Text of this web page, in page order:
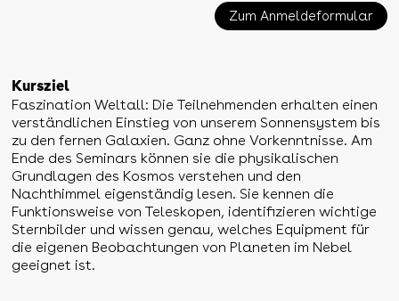
Zum Anmeldeformular
Kursziel
Faszination Weltall: Die Teilnehmenden erhalten einen
verständlichen Einstieg von unserem Sonnensystem bis
zu den fernen Galaxien. Ganz ohne Vorkenntnisse. Am
Ende des Seminars können sie die physikalischen
Grundlagen des Kosmos verstehen und den
Nachthimmel eigenständig lesen. Sie kennen die
Funktionsweise von Teleskopen, identifizieren wichtige
Sternbilder und wissen genau, welches Equipment für
die eigenen Beobachtungen von Planeten im Nebel
geeignet ist.